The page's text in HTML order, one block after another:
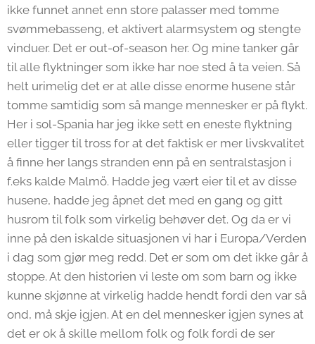
ikke funnet annet enn store palasser med tomme
svømmebasseng, et aktivert alarmsystem og stengte
vinduer. Det er out-of-season her. Og mine tanker går
til alle flyktninger som ikke har noe sted å ta veien. Så
helt urimelig det er at alle disse enorme husene står
tomme samtidig som så mange mennesker er på flykt.
Her i sol-Spania har jeg ikke sett en eneste flyktning
eller tigger til tross for at det faktisk er mer livskvalitet
å finne her langs stranden enn på en sentralstasjon i
f.eks kalde Malmö. Hadde jeg vært eier til et av disse
husene, hadde jeg åpnet det med en gang og gitt
husrom til folk som virkelig behøver det. Og da er vi
inne på den iskalde situasjonen vi har i Europa/Verden
i dag som gjør meg redd. Det er som om det ikke går å
stoppe. At den historien vi leste om som barn og ikke
kunne skjønne at virkelig hadde hendt fordi den var så
ond, må skje igjen. At en del mennesker igjen synes at
det er ok å skille mellom folk og folk fordi de ser